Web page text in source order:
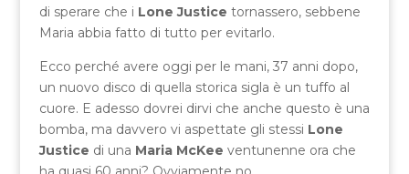
di sperare che i Lone Justice tornassero, sebbene
Maria abbia fatto di tutto per evitarlo.
Ecco perché avere oggi per le mani, 37 anni dopo,
un nuovo disco di quella storica sigla è un tuffo al
cuore. E adesso dovrei dirvi che anche questo è una
bomba, ma davvero vi aspettate gli stessi Lone
Justice di una Maria McKee ventunenne ora che